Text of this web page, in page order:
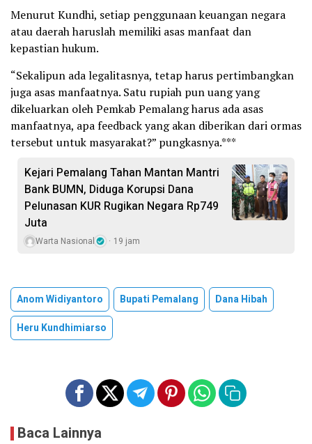
Menurut Kundhi, setiap penggunaan keuangan negara
atau daerah haruslah memiliki asas manfaat dan
kepastian hukum.
“Sekalipun ada legalitasnya, tetap harus pertimbangkan
juga asas manfaatnya. Satu rupiah pun uang yang
dikeluarkan oleh Pemkab Pemalang harus ada asas
manfaatnya, apa feedback yang akan diberikan dari ormas
tersebut untuk masyarakat?” pungkasnya.***
Kejari Pemalang Tahan Mantan Mantri
Bank BUMN, Diduga Korupsi Dana
Pelunasan KUR Rugikan Negara Rp749
Juta
Warta Nasional 19 jam
Anom Widiyantoro Bupati Pemalang
Dana Hibah
Heru Kundhimiarso
Baca Lainnya